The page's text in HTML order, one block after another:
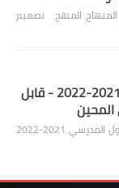
المنقح تصميم
ملف وثائق الدخول المدرسي 2021-2022 - قابل
المحين
جديد : 26 وثيقة قابلة للتعديل في ملف واحد خاص بالدخول المدرسي 2021-2022